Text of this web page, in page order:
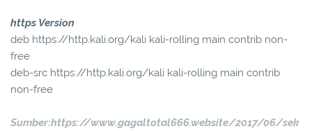
https Version
deb https://http.kali.org/kali kali-rolling main contrib non-
free
deb-src https://http.kali.org/kali kali-rolling main contrib
non-free
Sumber:https://www.gagaltotal666.website/2017/06/sek